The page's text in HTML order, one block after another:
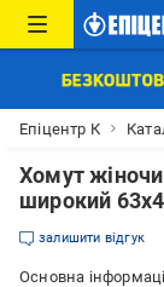
Епіцентр К
Хомут
широкий
залишити відгук
Основна